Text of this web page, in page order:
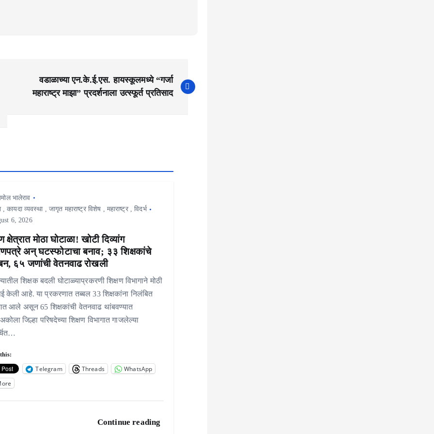
वडाळाच्या एन.के.ई.एस. हायस्कूलमध्ये “गर्जा
महाराष्ट्र माझा” प्रदर्शनाला उत्स्फूर्त प्रतिसाद
भालेराव
,कायदा व्यवस्था,जागृत महाराष्ट्र विशेष , महाराष्ट्र,विदर्भ
6, 2026
क्षेत्रात मोठा घोटाळा! खोटी दिव्यांग
अन् घटस्फोटाचा बनाव; ३३ शिक्षकांचे
६५ जणांची वेतनवाढ रोखली
शिक्षक बदली घोटाळ्याप्रकरणी शिक्षण विभागाने मोठी
केली आहे. या प्रकरणात तब्बल 33 शिक्षकांना निलंबित
आले असून 65 शिक्षकांची वेतनवाढ थांबवण्यात
जिल्हा परिषदेच्या शिक्षण विभागात गाजलेल्या
Telegram Threads
WhatsApp
Continue reading